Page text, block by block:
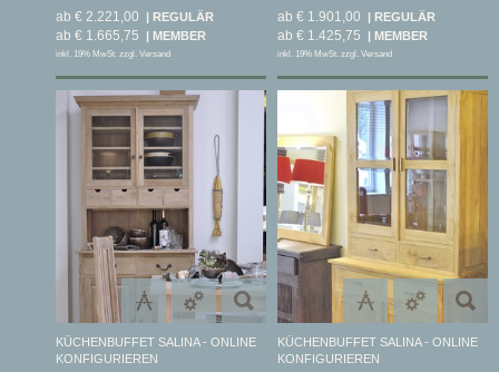
ab € 2.221,00
ab € 1.665,75
inkl. 19% MwSt. zzgl. Versand
ab € 1.901,00
ab € 1.425,75
inkl. 19% MwSt. zzgl. Versand
KÜCHENBUFFET SALINA - ONLINE
KONFIGURIEREN
KÜCHENBUFFET SALINA - ONLINE
KONFIGURIEREN